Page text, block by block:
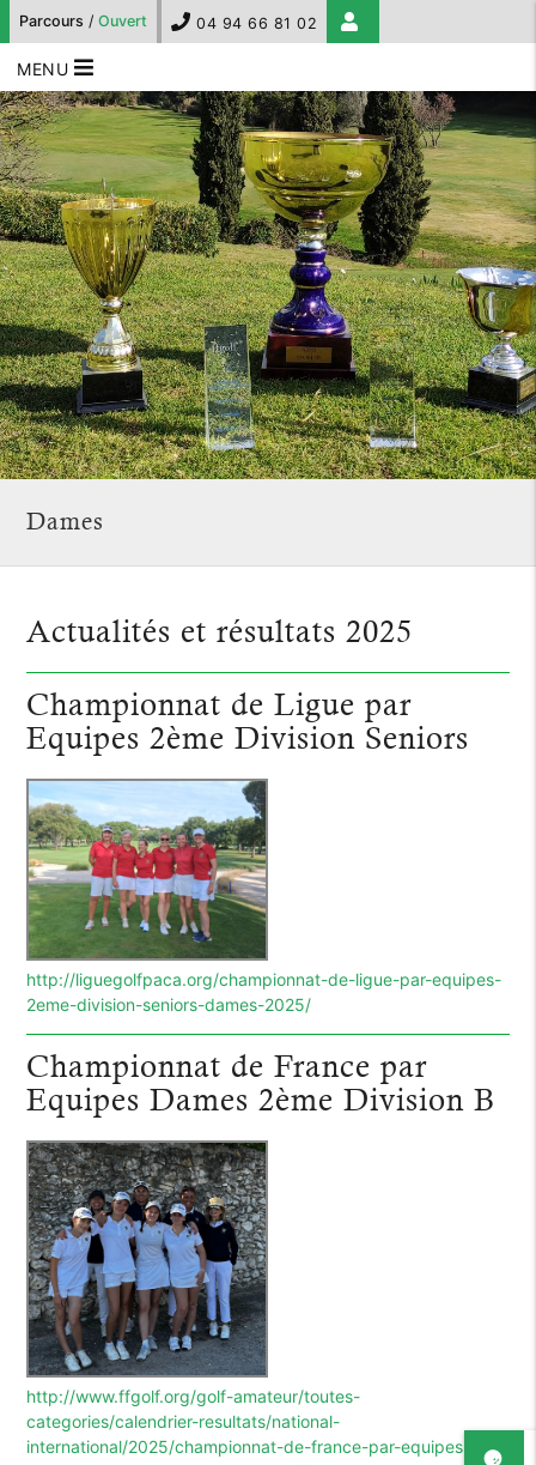
Parcours / Ouvert 04 94 66 81 02
MENU
Dames
Actualités et résultats 2025
Championnat de Ligue par
Equipes 2ème Division Seniors
http://liguegolfpaca.org/championnat-de-ligue-par-equipes-
2eme-division-seniors-dames-2025/
Championnat de France par
Equipes Dames 2ème Division B
http://www.ffgolf.org/golf-amateur/toutes-
categories/calendrier-resultats/national-
international/2025/championnat-de-france-par-equipes-